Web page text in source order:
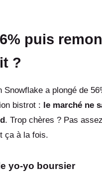
puis
?
Snowflake a plongé de
bistrot : le marché ne
. Trop chères ? Pas
ça à la fois.
yo-yo boursier